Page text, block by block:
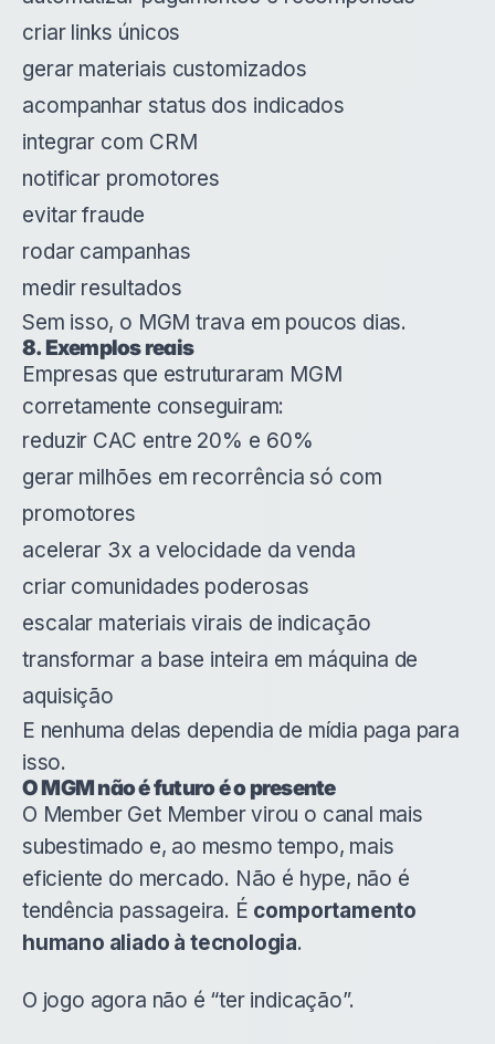
criar links únicos
gerar materiais customizados
acompanhar status dos indicados
integrar com CRM
notificar promotores
evitar fraude
rodar campanhas
medir resultados
Sem isso, o MGM trava em poucos dias.
8. Exemplos reais
Empresas que estruturaram MGM
corretamente conseguiram:
reduzir CAC entre 20% e 60%
gerar milhões em recorrência só com
promotores
acelerar 3x a velocidade da venda
criar comunidades poderosas
escalar materiais virais de indicação
transformar a base inteira em máquina de
aquisição
E nenhuma delas dependia de mídia paga para
isso.
O MGM não é futuro é o presente
O Member Get Member virou o canal mais
subestimado e, ao mesmo tempo, mais
eficiente do mercado. Não é hype, não é
tendência passageira. É comportamento
humano aliado à tecnologia.
O jogo agora não é “ter indicação”.